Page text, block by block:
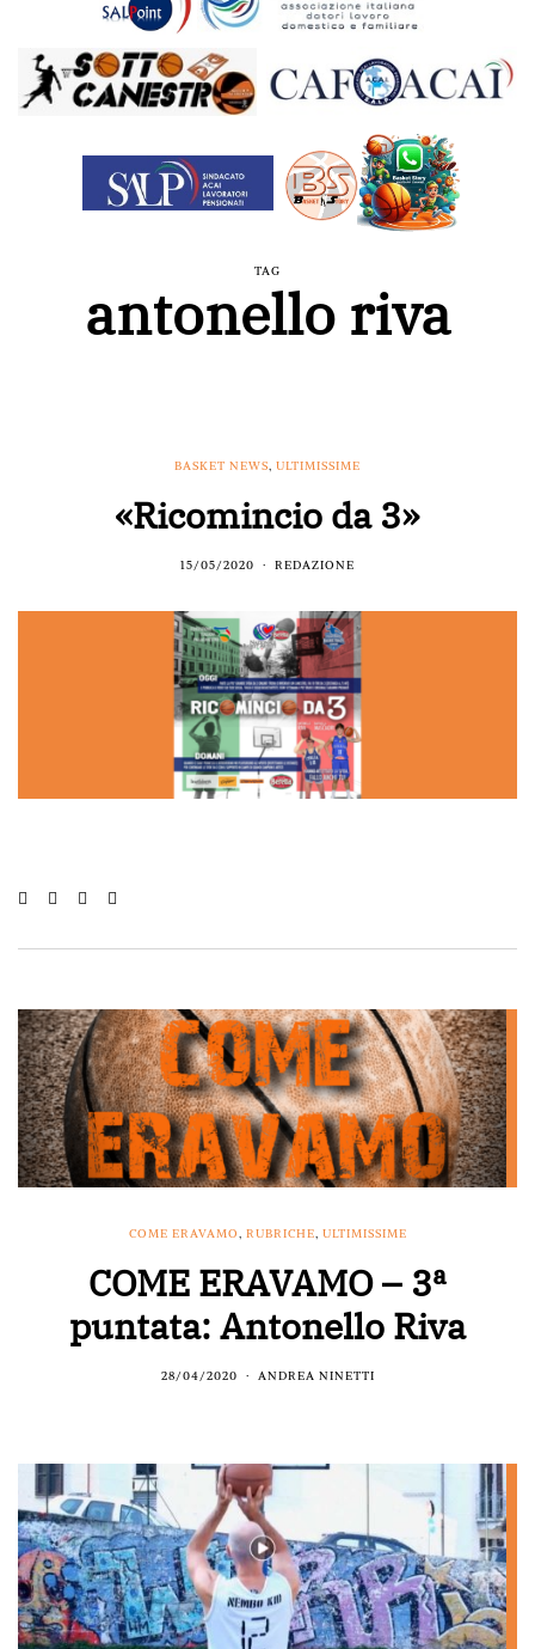
TAG
antonello riva
BASKET NEWS, ULTIMISSIME
«Ricomincio da 3»
15/05/2020 REDAZIONE
COME ERAVAMO, RUBRICHE, ULTIMISSIME
COME ERAVAMO – 3ª
puntata: Antonello Riva
28/04/2020 ANDREA NINETTI